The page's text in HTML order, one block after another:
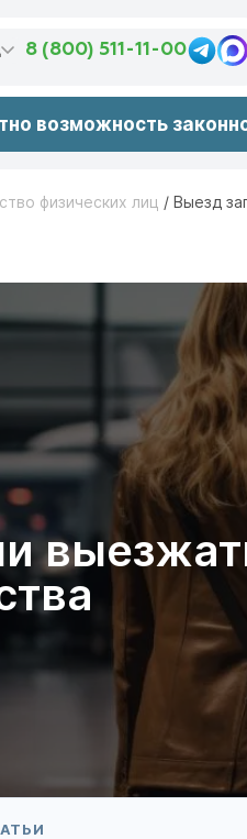
8 (800) 511-11-00
возможность
физических лиц / Выезд